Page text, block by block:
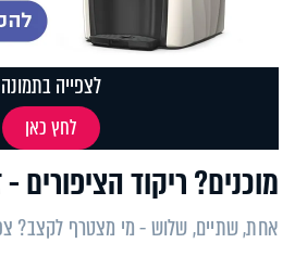
מוכנים? ריקוד הציפורים
אחת, שתיים, שלוש - מי מצטרף לקצב?
לצפייה בתמונה
לחץ כאן